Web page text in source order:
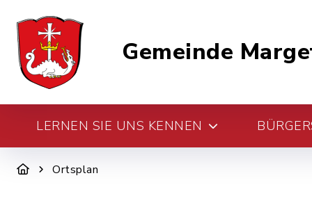
Gemeinde
LERNEN SIE UNS KENNEN
Ortsplan